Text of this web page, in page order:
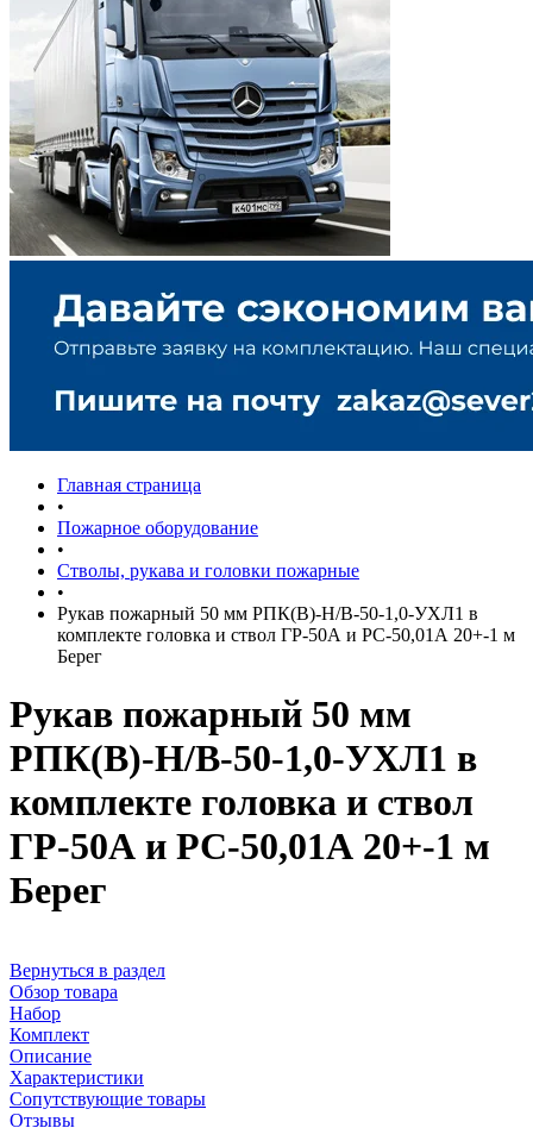
Главная страница
•
Пожарное оборудование
•
Стволы, рукава и головки пожарные
•
Рукав пожарный 50 мм РПК(В)-Н/В-50-1,0-УХЛ1 в
комплекте головка и ствол ГР-50А и РС-50,01А 20+-1 м
Берег
Рукав пожарный 50 мм
РПК(В)-Н/В-50-1,0-УХЛ1 в
комплекте головка и ствол
ГР-50А и РС-50,01А 20+-1 м
Берег
Вернуться в раздел
Обзор товара
Набор
Комплект
Описание
Характеристики
Сопутствующие товары
Отзывы